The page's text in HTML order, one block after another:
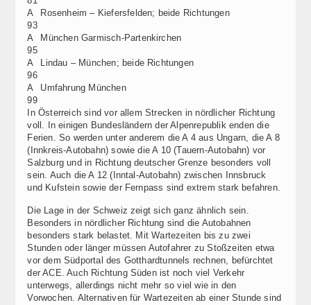
A
93
Rosenheim – Kiefersfelden; beide Richtungen
A
95
München Garmisch-Partenkirchen
A
96
Lindau – München; beide Richtungen
A
99
Umfahrung München
In Österreich sind vor allem Strecken in nördlicher Richtung
voll. In einigen Bundesländern der Alpenrepublik enden die
Ferien. So werden unter anderem die A 4 aus Ungarn, die A 8
(Innkreis-Autobahn) sowie die A 10 (Tauern-Autobahn) vor
Salzburg und in Richtung deutscher Grenze besonders voll
sein. Auch die A 12 (Inntal-Autobahn) zwischen Innsbruck
und Kufstein sowie der Fernpass sind extrem stark befahren.
Die Lage in der Schweiz zeigt sich ganz ähnlich sein.
Besonders in nördlicher Richtung sind die Autobahnen
besonders stark belastet. Mit Wartezeiten bis zu zwei
Stunden oder länger müssen Autofahrer zu Stoßzeiten etwa
vor dem Südportal des Gotthardtunnels rechnen, befürchtet
der ACE. Auch Richtung Süden ist noch viel Verkehr
unterwegs, allerdings nicht mehr so viel wie in den
Vorwochen. Alternativen für Wartezeiten ab einer Stunde sind